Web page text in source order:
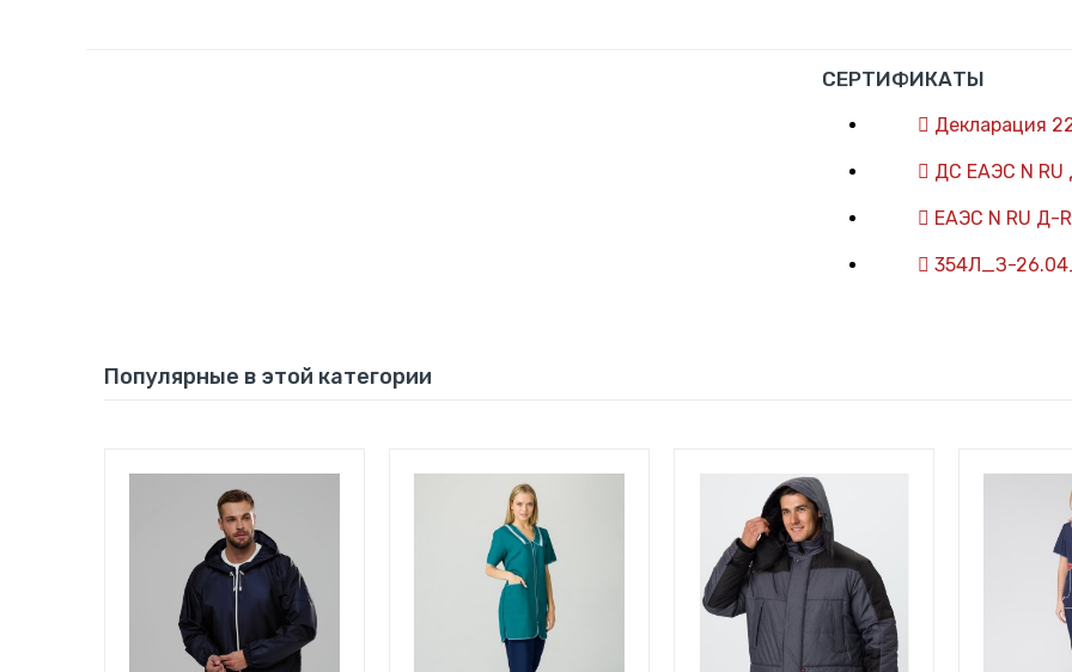
СЕРТИФИКАТЫ
Декларация
ДС ЕАЭС N
ЕАЭС N RU Д-
354Л_З-
Популярные в этой категории